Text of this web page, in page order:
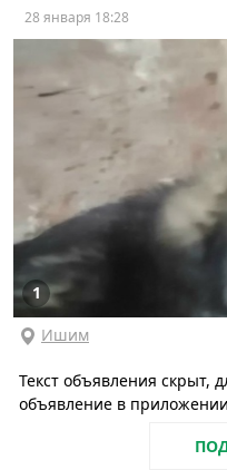
28 января 18:28
1
Ишим
Текст объявления скрыт,
объявление в